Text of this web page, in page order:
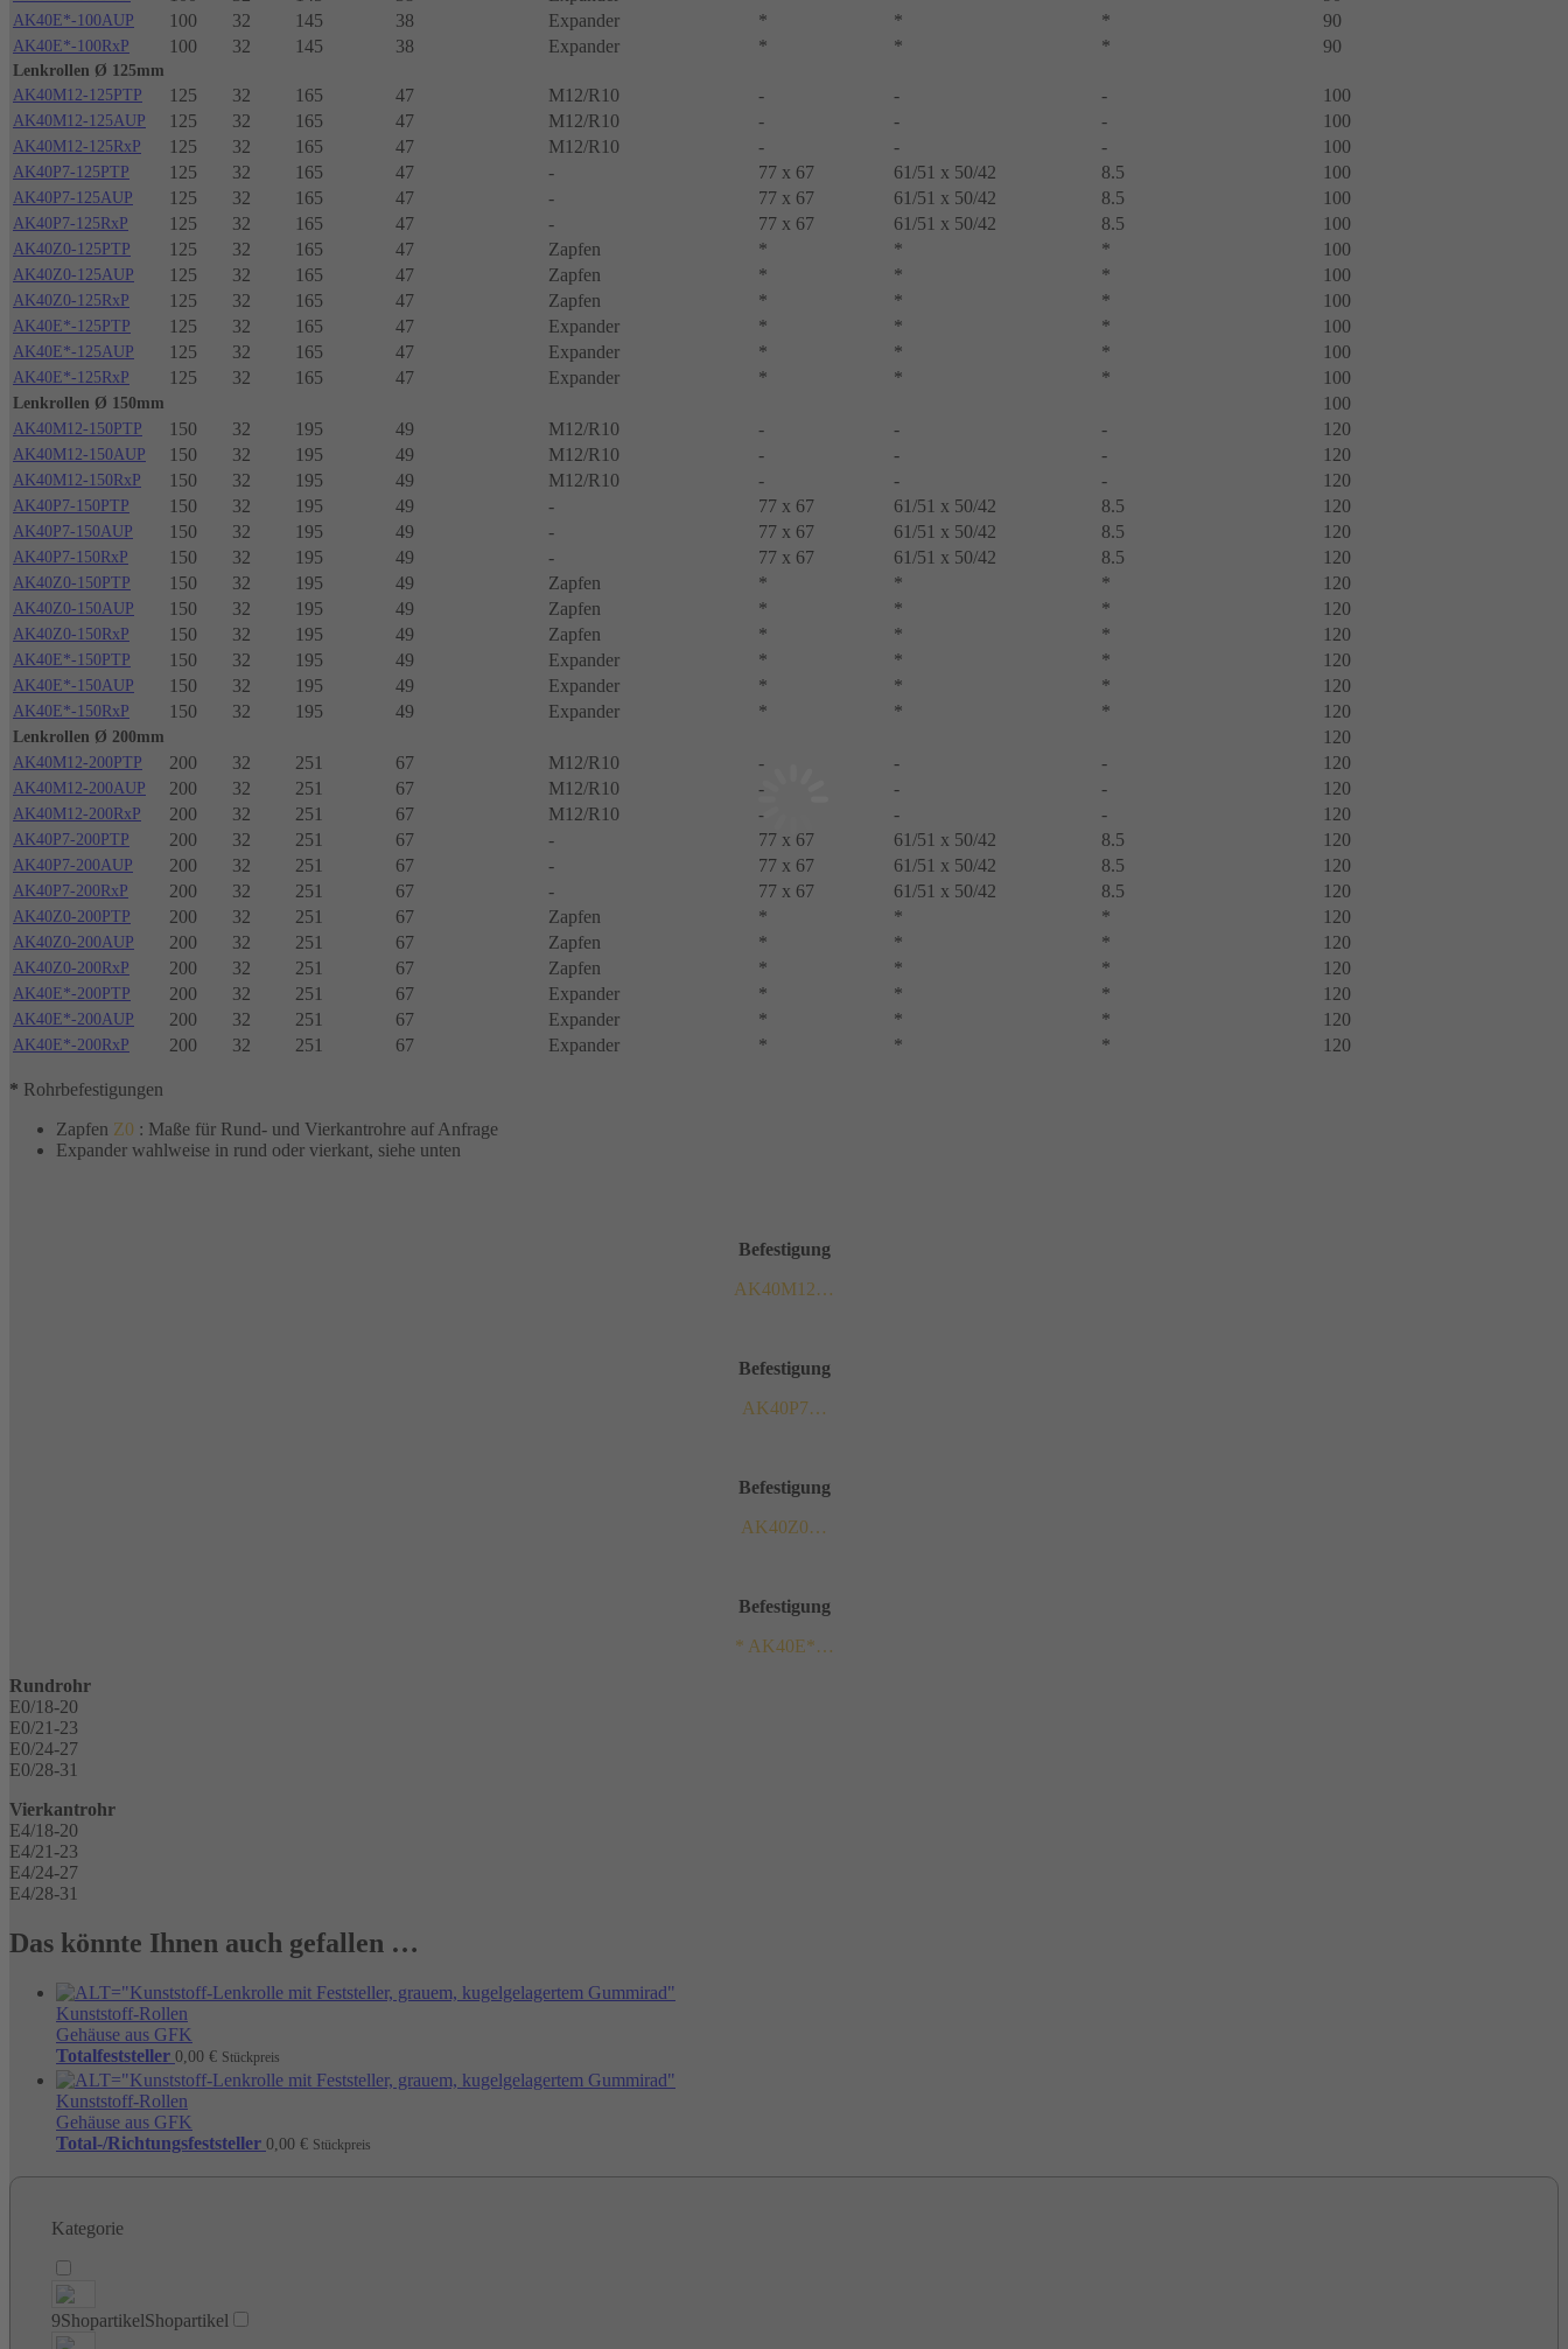
AK40E*-100AUP 100 32 145 38 Expander * * * 90
AK40E*-100RxP 100 32 145 38 Expander * * * 90
Lenkrollen Ø 125mm
AK40M12-125PTP
125 32 165 47 M12/R10 - - - 100
AK40M12-125AUP 125 32 165 47 M12/R10 - - - 100
AK40M12-125RxP 125 32 165 47 M12/R10 - - - 100
AK40P7-125PTP 125 32 165 47 - 77 x 67 61/51 x 50/42 8.5 100
AK40P7-125AUP 125 32 165 47 - 77 x 67 61/51 x 50/42 8.5 100
AK40P7-125RxP 125 32 165 47 - 77 x 67 61/51 x 50/42 8.5 100
AK40Z0-125PTP 125 32 165 47 Zapfen * * * 100
AK40Z0-125AUP 125 32 165 47 Zapfen * * * 100
AK40Z0-125RxP 125 32 165 47 Zapfen * * * 100
AK40E*-125PTP 125 32 165 47 Expander * * * 100
AK40E*-125AUP 125 32 165 47 Expander * * * 100
AK40E*-125RxP 125 32 165 47 Expander * * * 100
Lenkrollen Ø 150mm 100
AK40M12-150PTP 150 32 195 49 M12/R10 - - - 120
AK40M12-150AUP 150 32 195 49 M12/R10 - - - 120
AK40M12-150RxP 150 32 195 49 M12/R10 - - - 120
AK40P7-150PTP 150 32 195 49 - 77 x 67 61/51 x 50/42 8.5 120
AK40P7-150AUP 150 32 195 49 - 77 x 67 61/51 x 50/42 8.5 120
AK40P7-150RxP 150 32 195 49 - 77 x 67 61/51 x 50/42 8.5 120
AK40Z0-150PTP 150 32 195 49 Zapfen * * * 120
AK40Z0-150AUP 150 32 195 49 Zapfen * * * 120
AK40Z0-150RxP 150 32 195 49 Zapfen * * * 120
AK40E*-150PTP 150 32 195 49 Expander * * * 120
AK40E*-150AUP 150 32 195 49 Expander * * * 120
AK40E*-150RxP 150 32 195 49 Expander * * * 120
Lenkrollen Ø 200mm 120
AK40M12-200PTP 200 32 251 67 M12/R10 - - - 120
AK40M12-200AUP 200 32 251 67 M12/R10 - - - 120
AK40M12-200RxP 200 32 251 67 M12/R10 - - - 120
AK40P7-200PTP 200 32 251 67 - 77 x 67 61/51 x 50/42 8.5 120
AK40P7-200AUP 200 32 251 67 - 77 x 67 61/51 x 50/42 8.5 120
AK40P7-200RxP 200 32 251 67 - 77 x 67 61/51 x 50/42 8.5 120
AK40Z0-200PTP 200 32 251 67 Zapfen * * * 120
AK40Z0-200AUP 200 32 251 67 Zapfen * * * 120
AK40Z0-200RxP 200 32 251 67 Zapfen * * * 120
AK40E*-200PTP 200 32 251 67 Expander * * * 120
AK40E*-200AUP 200 32 251 67 Expander * * * 120
AK40E*-200RxP 200 32 251 67 Expander * * * 120
* Rohrbefestigungen
Zapfen Z0 : Maße für Rund- und Vierkantrohre auf Anfrage
Expander wahlweise in rund oder vierkant, siehe unten
Befestigung
AK40M12…
Befestigung
AK40P7…
Befestigung
AK40Z0…
Befestigung
* AK40E*…
Rundrohr
E0/18-20
E0/21-23
E0/24-27
E0/28-31
Vierkantrohr
E4/18-20
E4/21-23
E4/24-27
E4/28-31
Das könnte Ihnen auch gefallen …
Kunststoff-Rollen
Gehäuse aus GFK
Totalfeststeller 0,00 € Stückpreis
Kunststoff-Rollen
Gehäuse aus GFK
Total-/Richtungsfeststeller 0,00 € Stückpreis
Kategorie
9ShopartikelShopartikel